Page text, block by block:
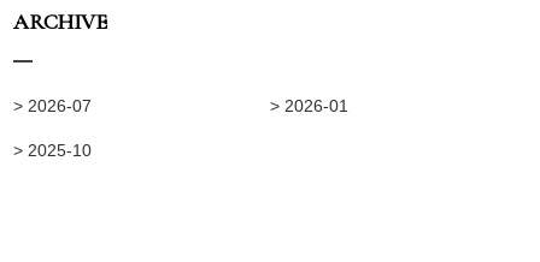
ARCHIVE
> 2026-07 > 2026-01
> 2025-10